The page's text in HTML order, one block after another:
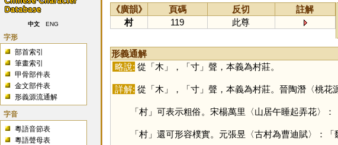
中文 ENG
字形
部首索引
筆畫索引
甲骨部件表
金文部件表
形義源流通解
字音
粵語音節表
粵語聲母表
《廣韻》 頁碼 反切
註解
村
119 此尊
形義通解
略說: 從「 木」，「 寸」聲，本義為村莊。
詳解: 從「 木」，「 寸」聲，本義為村莊。晉陶潛〈桃花
「 村」可表示粗俗。宋楊萬里〈山居午睡起弄花〉
「 村」還可形容樸實。元張昱〈古村為曹迪賦〉：「